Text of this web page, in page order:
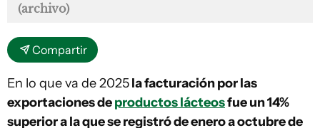
(archivo)
Compartir
En lo que va de 2025la facturación por las
exportaciones deproductos lácteosfue un 14%
superior a la que se registró de enero a octubre de